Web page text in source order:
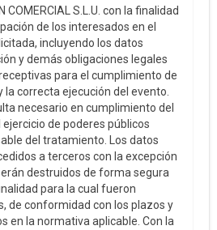
COMERCIAL S.L.U. con la finalidad
de los interesados en el
incluyendo los datos
y demás obligaciones legales
para el cumplimiento de
la correcta ejecución del evento.
necesario en cumplimiento del
de poderes públicos
del tratamiento. Los datos
a terceros con la excepción
destruidos de forma segura
para la cual fueron
de conformidad con los plazos y
en la normativa aplicable. Con la